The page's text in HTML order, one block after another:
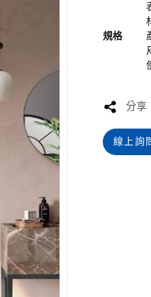
規格
分享
線上詢